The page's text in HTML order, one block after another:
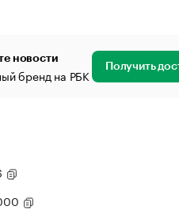
новости
бренд на РБК Получить